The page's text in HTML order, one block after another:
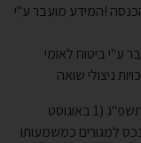
!המידע מועבר ע"י
ע"י ביטוח לאומי
ניצולי שואה
: תושב שביום י"ד באב התשפ"ג (1 באוגוסט
למגורים כמשמעותו